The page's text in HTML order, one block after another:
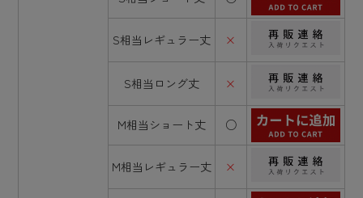
S相当レギュラー丈 ×
S相当ロング丈 ×
M相当ショート丈 ○
M相当レギュラー丈 ×